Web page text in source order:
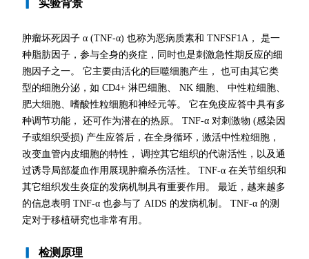
实验背景
肿瘤坏死因子 α (TNF-α) 也称为恶病质素和 TNFSF1A， 是一
种脂肪因子，参与全身的炎症，同时也是刺激急性期反应的细
胞因子之一。 它主要由活化的巨噬细胞产生， 也可由其它类
型的细胞分泌，如 CD4+ 淋巴细胞、 NK 细胞、 中性粒细胞、
肥大细胞、嗜酸性粒细胞和神经元等。 它在免疫应答中具有多
种调节功能， 还可作为潜在的热原。 TNF-α 对刺激物 (感染因
子或组织受损) 产生应答后，在全身循环，激活中性粒细胞，
改变血管内皮细胞的特性， 调控其它组织的代谢活性，以及通
过诱导局部凝血作用展现肿瘤杀伤活性。 TNF-α 在关节组织和
其它组织发生炎症的发病机制具有重要作用。 最近，越来越多
的信息表明 TNF-α 也参与了 AIDS 的发病机制。 TNF-α 的测
定对于移植研究也非常有用。
检测原理